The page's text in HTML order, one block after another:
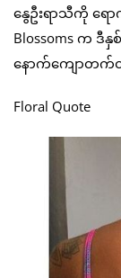
နွေဦးရာသီကို ရေ
Blossoms က ဒီ
နောက်ကျောတက်
Floral Quote